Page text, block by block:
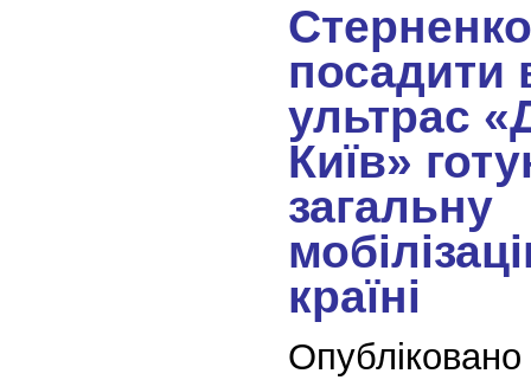
посадити
ультрас
Київ»
загальну
країні